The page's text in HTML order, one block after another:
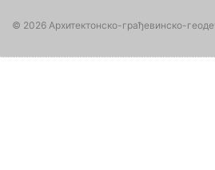
© 2026 Архитектонско-грађевинско-